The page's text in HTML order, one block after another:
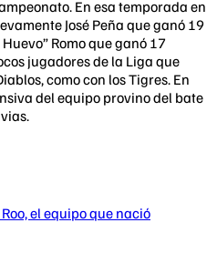
En esa temporada en
José Peña que ganó 19
Romo que ganó 17
jugadores de la Liga que
como con los Tigres. En
del equipo provino del bate
el equipo que nació